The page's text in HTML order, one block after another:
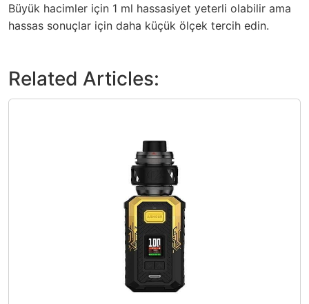
Büyük hacimler için 1 ml hassasiyet yeterli olabilir ama
hassas sonuçlar için daha küçük ölçek tercih edin.
Related Articles: